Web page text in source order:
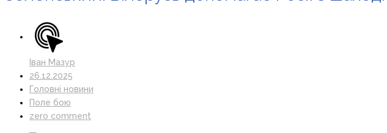
Іван Мазур
26.12.2025
Головні новини
Поле бою
zero comment